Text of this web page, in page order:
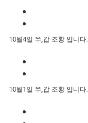
10월4일 쭈,갑 조황 입니다.
10월1일 쭈,갑 조황 입니다.